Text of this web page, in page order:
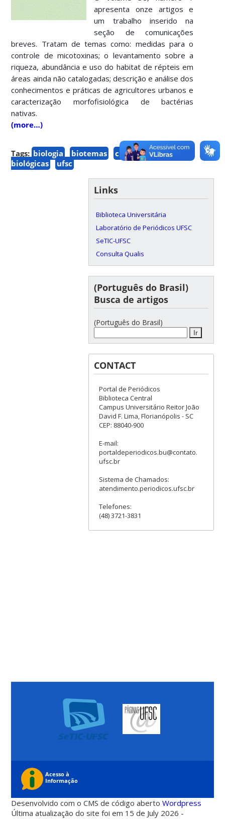
apresenta onze artigos e
um trabalho inserido na
seção de comunicações
breves. Tratam de temas como: medidas para o
controle de micotoxinas; o levantamento sobre a
riqueza, abundância e uso do habitat de répteis em
áreas ainda não catalogadas; descrição e análise dos
conhecimentos e práticas de agricultores urbanos e
caracterização morfofisiológica de bactérias
nativas.
(more…)
Tags: biologia biotemas
ciências
biológicas
ufsc
Links
Biblioteca Universitária
Laboratório de Periódicos UFSC
SeTIC-UFSC
Consulta Qualis
(Português do Brasil)
Busca de artigos
(Português do Brasil)
CONTACT
Portal de Periódicos
Biblioteca Central
Campus Universitário Reitor João
David F. Lima, Florianópolis - SC
CEP: 88040-900
E-mail:
portaldeperiodicos.bu@contato.
ufsc.br
Sistema de Chamados:
atendimento.periodicos.ufsc.br
Telefones:
(48) 3721-3831
Desenvolvido com o CMS de código abertoWordpress
Última atualização do site foi em 15 de July 2026 -